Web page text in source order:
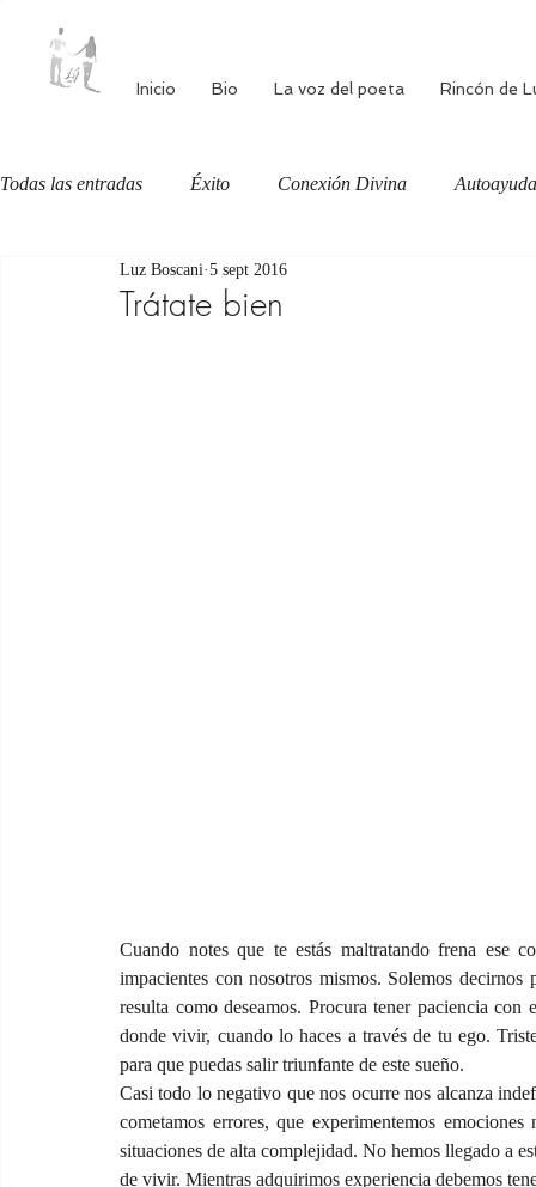
Inicio Bio La voz del poeta Rincón de
Todas las entradas Éxito Conexión Divina Autoayuda
Autoestima Alimentación consciente
Trátate bien
Luz Boscani 5 sept 2016
Cuando notes que te estás maltratando frena ese
impacientes con nosotros mismos. Solemos decirnos
resulta como deseamos. Procura tener paciencia
donde vivir, cuando lo haces a través de tu ego.
para que puedas salir triunfante de este sueño.
Casi todo lo negativo que nos ocurre nos alcanza
cometamos errores, que experimentemos
situaciones de alta complejidad. No hemos llegado a
de vivir. Mientras adquirimos experiencia debemos